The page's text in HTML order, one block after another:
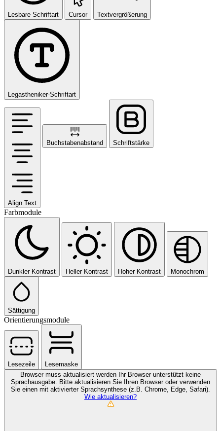
Lesbare Schriftart Cursor Textvergrößerung
Legastheniker-Schriftart
Align Text
Buchstabenabstand Schriftstärke
Farbmodule
Dunkler Kontrast Heller Kontrast Hoher Kontrast Monochrom
Sättigung
Orientierungsmodule
Lesezeile
Lesemaske
Browser muss aktualisiert werden
Ihr Browser unterstützt keine
Sprachausgabe. Bitte aktualisieren Sie Ihren Browser oder verwenden
Sie einen mit aktivierter Sprachsynthese (z.B. Chrome, Edge, Safari).
Wie aktualisieren?